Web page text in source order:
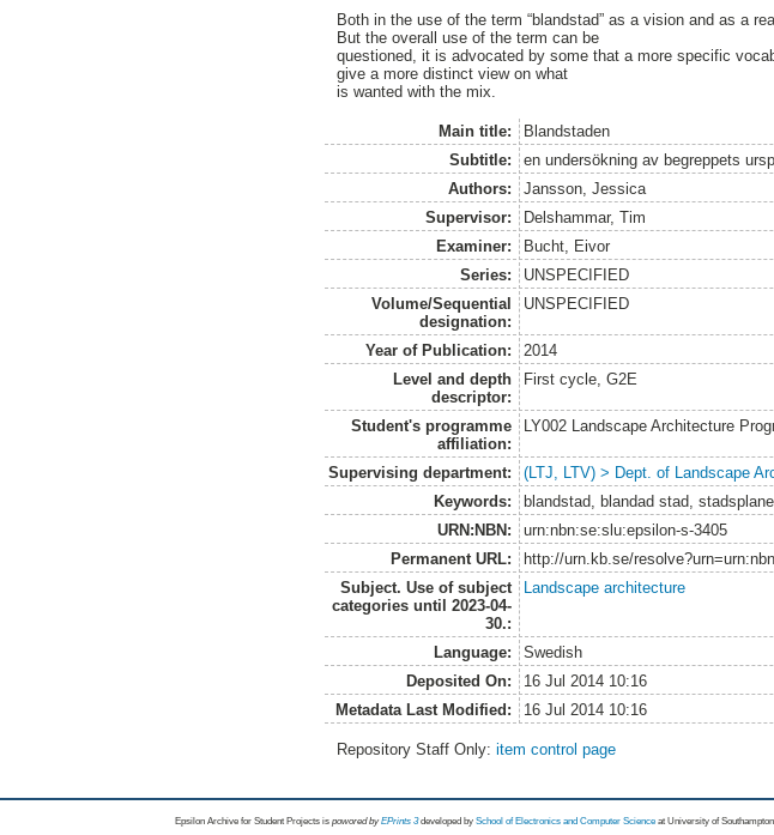
Both in the use of the term “blandstad” as a vision and as a
But the overall use of the term can be
questioned, it is advocated by some that a more specific
give a more distinct view on what
is wanted with the mix.
Main title:
Blandstaden
Subtitle:
en undersökning av begreppets
Authors:
Jansson, Jessica
Supervisor:
Delshammar, Tim
Examiner:
Bucht, Eivor
Series:
UNSPECIFIED
Volume/Sequential
designation:
UNSPECIFIED
Year of Publication:
2014
Level and depth
descriptor:
First cycle, G2E
Student's programme
affiliation:
LY002 Landscape Architecture
Supervising department:
(LTJ, LTV) > Dept. of Landscape
Keywords:
blandstad, blandad stad,
URN:NBN:
urn:nbn:se:slu:epsilon-s-3405
Permanent URL:
http://urn.kb.se/
Subject. Use of subject
categories until 2023-04-
30.:
Landscape architecture
Language:
Swedish
Deposited On:
16 Jul 2014 10:16
Metadata Last Modified:
16 Jul 2014 10:16
Repository Staff Only:item control page
Epsilon Archive for Student Projects is powored byEPrints 3 developed by School of Electronics and Computer Science at University of